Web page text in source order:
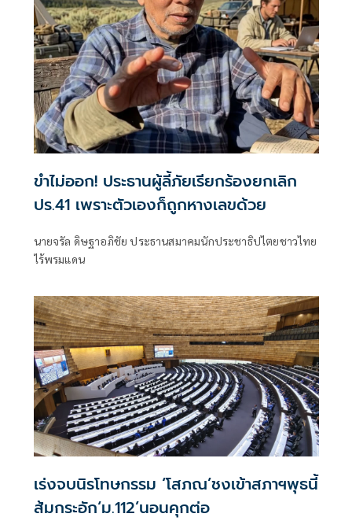
เห็นกันหลายคนแล้ว กลัวว่าแสดงความเห็นอะไรออกไปเดี๋ยว
พี่ๆ
ขำไม่ออก! ประธานผู้ลี้ภัยเรียกร้องยกเลิก
ปร.41 เพราะตัวเองก็ถูกหางเลขด้วย
นายจรัล ดิษฐาอภิชัย ประธานสมาคมนักประชาธิปไตยชาวไทย
ไร้พรมแดน
เร่งจบนิรโทษกรรม ‘โสภณ’ชงเข้าสภาฯพุธนี้
ส้มกระอัก‘ม.112’นอนคุกต่อ